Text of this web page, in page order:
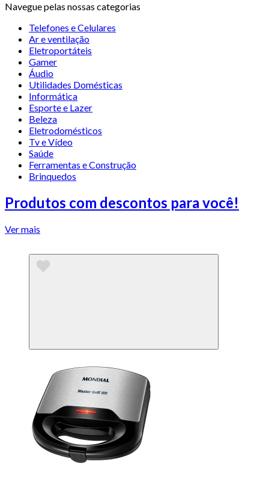
Navegue pelas nossas categorias
Telefones e Celulares
Ar e ventilação
Eletroportáteis
Gamer
Áudio
Utilidades Domésticas
Informática
Esporte e Lazer
Beleza
Eletrodomésticos
Tv e Vídeo
Saúde
Ferramentas e Construção
Brinquedos
Produtos com descontos para você!
Ver mais